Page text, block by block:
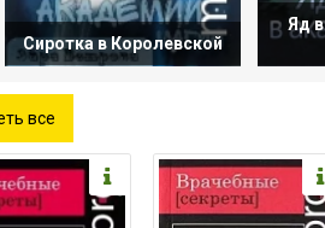
Сиротка в Королевской
Яд
все